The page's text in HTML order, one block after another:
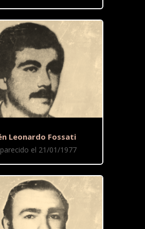
Leonardo Fossati
el 21/01/1977